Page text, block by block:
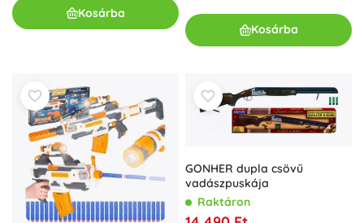
Kosárba
Kosárba
GONHER dupla csövű
vadászpuskája
Raktáron